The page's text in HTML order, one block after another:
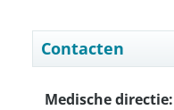
Contacten
Medische